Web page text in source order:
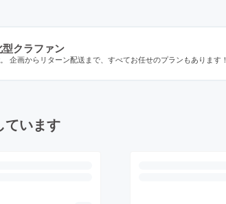
クラファン
企画からリターン配送まで、すべてお任せのプランもあります！
ています